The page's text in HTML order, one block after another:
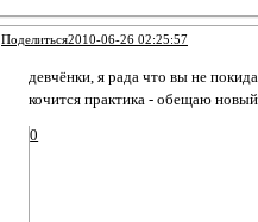
Поделиться2010-06-26 02:25:57
девчёнки, я рада что вы не
кочится практика - обещаю
0